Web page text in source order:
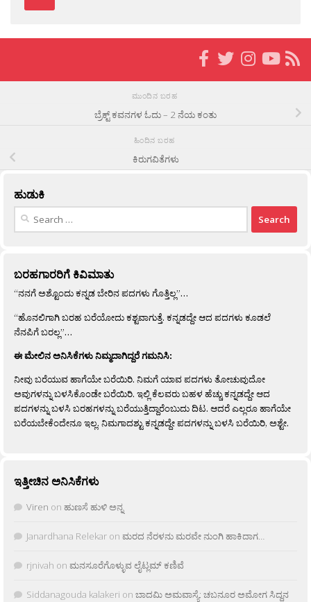
ಮುಂದಿನ ಬರಹ
ಬ್ರೆಕ್ಟ್ ಕವನಗಳ ಓದು – 2 ನೆಯ ಕಂತು
ಹಿಂದಿನ ಬರಹ
ಕಿರುಗವಿತೆಗಳು
ಹುಡುಕಿ
Search
ಬರಹಗಾರರಿಗೆ ಕಿವಿಮಾತು
“ನನಗೆ ಅಶ್ಟೊಂದು ಕನ್ನಡ ಬೇರಿನ ಪದಗಳು ಗೊತ್ತಿಲ್ಲ”…
“ಹೊನಲಿಗಾಗಿ ಬರಹ ಬರೆಯೋದು ಕಶ್ಟವಾಗುತ್ತೆ. ಕನ್ನಡದ್ದೇ ಆದ ಪದಗಳು ಕೂಡಲೆ
ನೆನಪಿಗೆ ಬರಲ್ಲ”…
ಈ ಮೇಲಿನ ಅನಿಸಿಕೆಗಳು ನಿಮ್ಮದಾಗಿದ್ದರೆ ಗಮನಿಸಿ:
ನೀವು ಬರೆಯುವ ಹಾಗೆಯೇ ಬರೆಯಿರಿ. ನಿಮಗೆ ಯಾವ ಪದಗಳು ತೋಚುವುದೋ
ಅವುಗಳನ್ನು ಬಳಸಿಕೊಂಡೇ ಬರೆಯಿರಿ. ಇಲ್ಲಿ ಕೆಲವರು ಬಹಳ ಹೆಚ್ಚು ಕನ್ನಡದ್ದೇ ಆದ
ಪದಗಳನ್ನು ಬಳಸಿ ಬರಹಗಳನ್ನು ಬರೆಯುತ್ತಿದ್ದಾರೆಂಬುದು ದಿಟ. ಆದರೆ ಎಲ್ಲರೂ ಹಾಗೆಯೇ
ಬರೆಯಬೇಕೆಂದೇನೂ ಇಲ್ಲ. ನಿಮಗಾದಶ್ಟು ಕನ್ನಡದ್ದೇ ಪದಗಳನ್ನು ಬಳಸಿ ಬರೆಯಿರಿ, ಅಶ್ಟೇ.
ಇತ್ತೀಚಿನ ಅನಿಸಿಕೆಗಳು
Viren on ಹುಣಸೆ ಹುಳಿ ಅನ್ನ
Janardhana Relekar on ಮರದ ನೆರಳನು ಮರವೇ ನುಂಗಿ ಹಾಕಿದಾಗ…
rjnivah on ಮನಸೂರೆಗೊಳ್ಳುವ ಲೈಟ್ಲಮ್ ಕಣಿವೆ
Siddanagouda kalakeri on ಬಾದಮಿ ಅಮವಾಸ್ಯೆ: ಚಬನೂರ ಅಮೋಗ ಸಿದ್ದನ